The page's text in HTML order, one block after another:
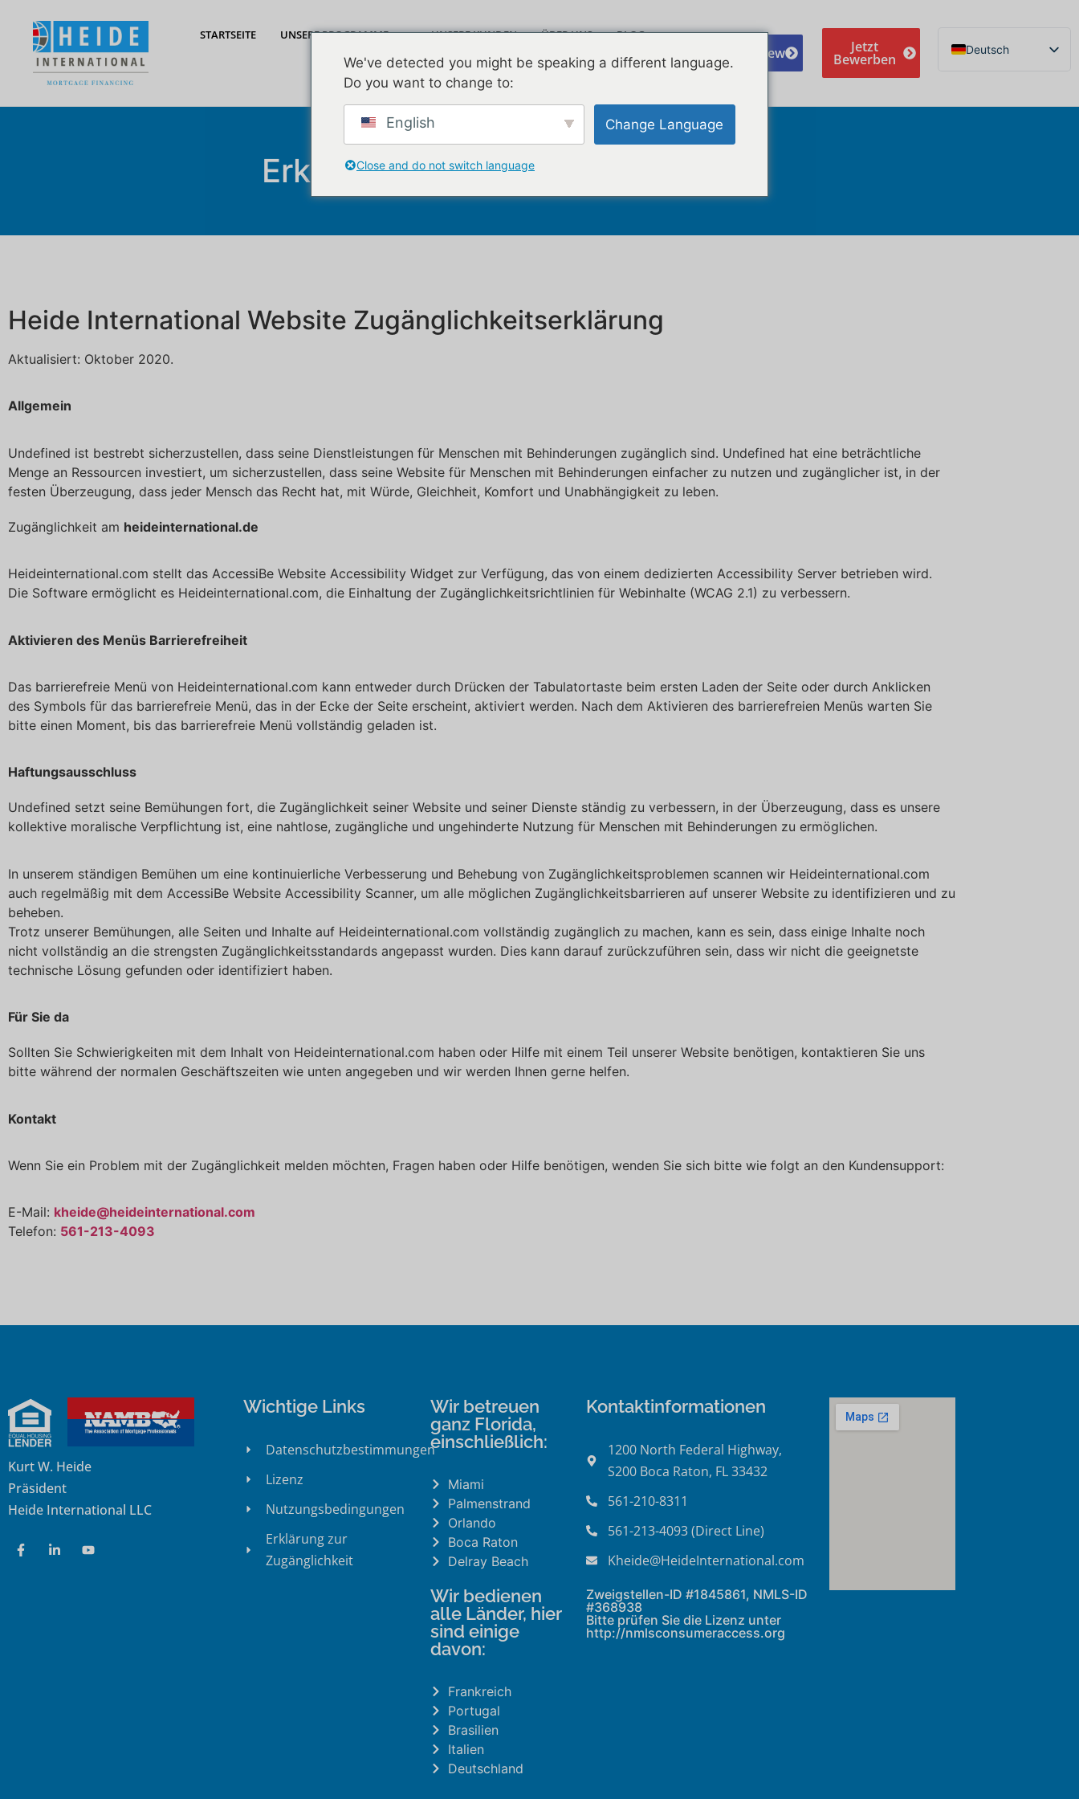
STARTSEITE UNSERE PROGRAMME UNSERE KUNDEN ÜBER UNS BLOG
VIDEOS KONTAKT
Leave A Review Jetzt
Bewerben
Deutsch
Svenska
Erklärung zur Zugänglichkeit
Heide International Website Zugänglichkeitserklärung
Aktualisiert: Oktober 2020.
Allgemein
Undefined ist bestrebt sicherzustellen, dass seine Dienstleistungen für Menschen mit Behinderungen zugänglich sind. Undefined hat eine beträchtliche
Menge an Ressourcen investiert, um sicherzustellen, dass seine Website für Menschen mit Behinderungen einfacher zu nutzen und zugänglicher ist, in der
festen Überzeugung, dass jeder Mensch das Recht hat, mit Würde, Gleichheit, Komfort und Unabhängigkeit zu leben.
Zugänglichkeit am heideinternational.de
Heideinternational.com stellt das AccessiBe Website Accessibility Widget zur Verfügung, das von einem dedizierten Accessibility Server betrieben wird.
Die Software ermöglicht es Heideinternational.com, die Einhaltung der Zugänglichkeitsrichtlinien für Webinhalte (WCAG 2.1) zu verbessern.
Aktivieren des Menüs Barrierefreiheit
Das barrierefreie Menü von Heideinternational.com kann entweder durch Drücken der Tabulatortaste beim ersten Laden der Seite oder durch Anklicken
des Symbols für das barrierefreie Menü, das in der Ecke der Seite erscheint, aktiviert werden. Nach dem Aktivieren des barrierefreien Menüs warten Sie
bitte einen Moment, bis das barrierefreie Menü vollständig geladen ist.
Haftungsausschluss
Undefined setzt seine Bemühungen fort, die Zugänglichkeit seiner Website und seiner Dienste ständig zu verbessern, in der Überzeugung, dass es unsere
kollektive moralische Verpflichtung ist, eine nahtlose, zugängliche und ungehinderte Nutzung für Menschen mit Behinderungen zu ermöglichen.
In unserem ständigen Bemühen um eine kontinuierliche Verbesserung und Behebung von Zugänglichkeitsproblemen scannen wir Heideinternational.com
auch regelmäßig mit dem AccessiBe Website Accessibility Scanner, um alle möglichen Zugänglichkeitsbarrieren auf unserer Website zu identifizieren und zu
beheben.
Trotz unserer Bemühungen, alle Seiten und Inhalte auf Heideinternational.com vollständig zugänglich zu machen, kann es sein, dass einige Inhalte noch
nicht vollständig an die strengsten Zugänglichkeitsstandards angepasst wurden. Dies kann darauf zurückzuführen sein, dass wir nicht die geeignetste
technische Lösung gefunden oder identifiziert haben.
Für Sie da
Sollten Sie Schwierigkeiten mit dem Inhalt von Heideinternational.com haben oder Hilfe mit einem Teil unserer Website benötigen, kontaktieren Sie uns
bitte während der normalen Geschäftszeiten wie unten angegeben und wir werden Ihnen gerne helfen.
Kontakt
Wenn Sie ein Problem mit der Zugänglichkeit melden möchten, Fragen haben oder Hilfe benötigen, wenden Sie sich bitte wie folgt an den Kundensupport:
E-Mail: kheide@heideinternational.com
Telefon: 561-213-4093
Kurt W. Heide
Präsident
Heide International LLC
Wichtige Links
Datenschutzbestimmungen
Lizenz
Nutzungsbedingungen
Erklärung zur
Zugänglichkeit
Wir betreuen
ganz Florida,
einschließlich:
Miami
Palmenstrand
Orlando
Boca Raton
Delray Beach
Wir bedienen
alle Länder, hier
sind einige
davon:
Frankreich
Portugal
Brasilien
Italien
Deutschland
Kontaktinformationen
1200 North Federal Highway,
S200 Boca Raton, FL 33432
561-210-8311
561-213-4093 (Direct Line)
Kheide@HeideInternational.com
Zweigstellen-ID #1845861, NMLS-ID
#368938
Bitte prüfen Sie die Lizenz unter
http://nmlsconsumeraccess.org
We've detected you might be speaking a different language.
Do you want to change to:
English Change Language
Close and do not switch language